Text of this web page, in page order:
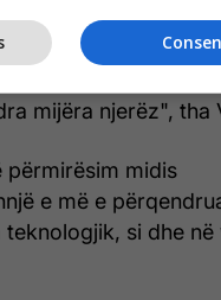
atë. Më shumë
sesa mund të
mijëra njerëz", tha
përmirësim midis
e më e
si dhe në